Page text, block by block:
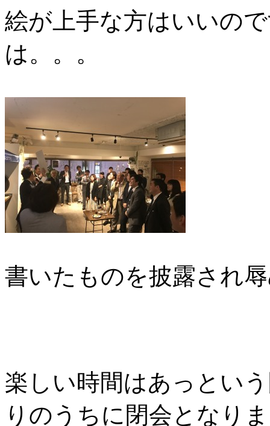
絵が上手な方はいいの
は。。。
書いたものを披露され
楽しい時間はあっとい
りのうちに閉会となり